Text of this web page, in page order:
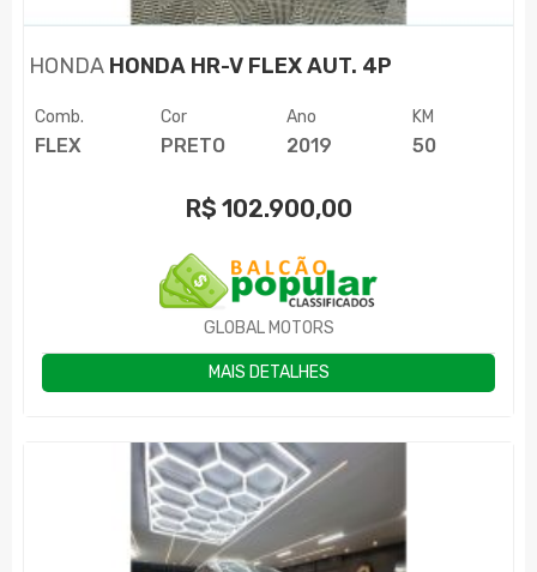
HONDA HONDA HR-V FLEX AUT. 4P
Comb.
FLEX
Cor
PRETO
Ano
2019
KM
50
R$ 102.900,00
GLOBAL MOTORS
MAIS DETALHES